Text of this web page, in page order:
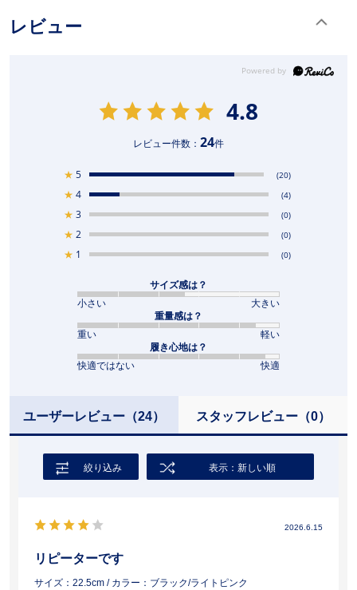
レビュー
4.8
レビュー件数： 24件
★ 5 (20)
★ 4 (4)
★ 3 (0)
★ 2 (0)
★ 1 (0)
サイズ感は？
小さい
大きい
重量感は？
重い
軽い
履き心地は？
快適ではない
快適
ユーザーレビュー（24） スタッフレビュー（0）
絞り込み 表示：新しい順
2026.6.15
リピーターです
サイズ：22.5cm / カラー：ブラック/ライトピンク